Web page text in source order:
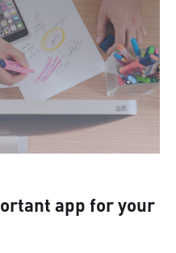
app for your